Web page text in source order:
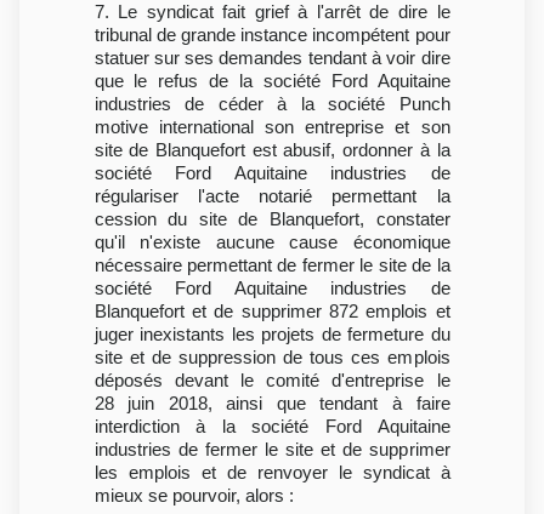
7. Le syndicat fait grief à l'arrêt de dire le
tribunal de grande instance incompétent pour
statuer sur ses demandes tendant à voir dire
que le refus de la société Ford Aquitaine
industries de céder à la société Punch
motive international son entreprise et son
site de Blanquefort est abusif, ordonner à la
société Ford Aquitaine industries de
régulariser l'acte notarié permettant la
cession du site de Blanquefort, constater
qu'il n'existe aucune cause économique
nécessaire permettant de fermer le site de la
société Ford Aquitaine industries de
Blanquefort et de supprimer 872 emplois et
juger inexistants les projets de fermeture du
site et de suppression de tous ces emplois
déposés devant le comité d'entreprise le
28 juin 2018, ainsi que tendant à faire
interdiction à la société Ford Aquitaine
industries de fermer le site et de supprimer
les emplois et de renvoyer le syndicat à
mieux se pourvoir, alors :